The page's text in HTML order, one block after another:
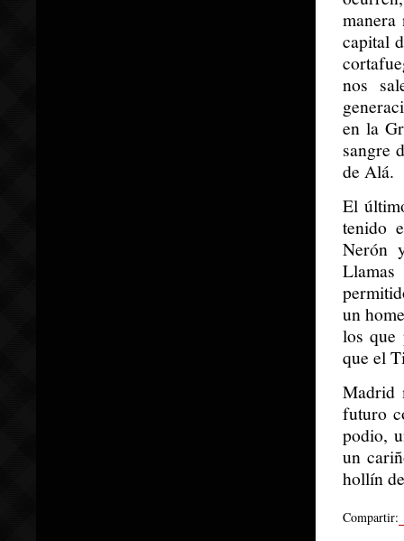
capital
nos
en la
sangre
de Alá.
El
tenido
Nerón
un
los que
que el
Madrid
futuro
podio,
un
hollín
Compartir: